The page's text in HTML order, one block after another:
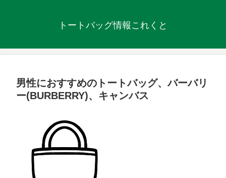
トートバッグ情報これくと
男性におすすめのトートバッグ、バーバリ
ー(BURBERRY)、キャンバス